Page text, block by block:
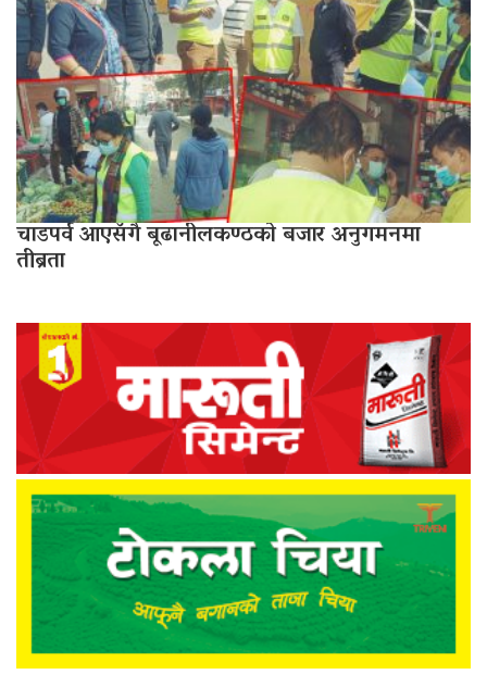
चाडपर्व आएसँगै बूढानीलकण्ठको बजार अनुगमनमा
तीब्रता